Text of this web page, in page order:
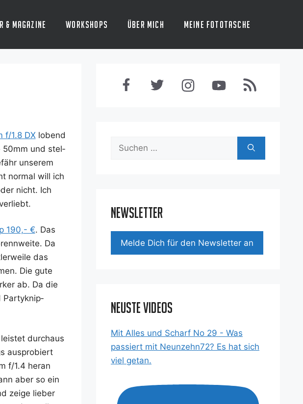
& Magazine Workshops Über mich Meine Fototasche
f/1.8 DXlobend
50mm und stel­
unse­rem
nor­mal will ich
nicht. Ich
190,- €. Das
Da
das
Die gute
ab. Da die
Par­ty­knip­
durch­aus
aus­pro­biert
f/1.4 her­an
aber so ein
zei­ge lie­ber
Suchen
Newsletter
Mel­de Dich für den News­let­ter an
Neuste Videos
Mit Alles und Scharf No 29 - Was
passiert mit Neunzehn72? Es hat sich
viel getan.